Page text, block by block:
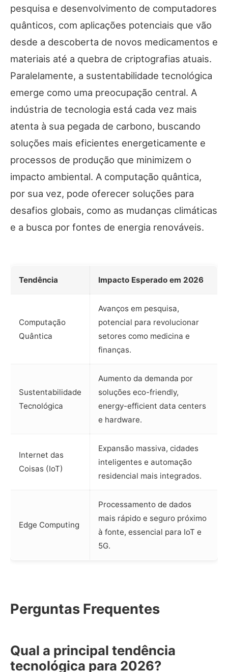
pesquisa e desenvolvimento de computadores
quânticos, com aplicações potenciais que vão
desde a descoberta de novos medicamentos e
materiais até a quebra de criptografias atuais.
Paralelamente, a sustentabilidade tecnológica
emerge como uma preocupação central. A
indústria de tecnologia está cada vez mais
atenta à sua pegada de carbono, buscando
soluções mais eficientes energeticamente e
processos de produção que minimizem o
impacto ambiental. A computação quântica,
por sua vez, pode oferecer soluções para
desafios globais, como as mudanças climáticas
e a busca por fontes de energia renováveis.
Tendência Impacto Esperado em 2026
Computação
Quântica
Avanços em pesquisa,
potencial para revolucionar
setores como medicina e
finanças.
Sustentabilidade
Tecnológica
Aumento da demanda por
soluções eco-friendly,
energy-efficient data centers
e hardware.
Internet das
Coisas (IoT)
Expansão massiva, cidades
inteligentes e automação
residencial mais integrados.
Edge Computing
Processamento de dados
mais rápido e seguro próximo
à fonte, essencial para IoT e
5G.
Perguntas Frequentes
Qual a principal tendência
tecnológica para 2026?